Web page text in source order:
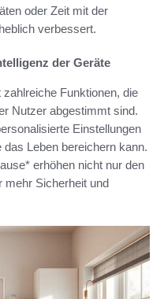
oder Zeit mit der
verbessert.
der Geräte
Funktionen, die
Nutzer abgestimmt sind.
Einstellungen
das Leben bereichern kann.
erhöhen nicht nur den
mehr Sicherheit und